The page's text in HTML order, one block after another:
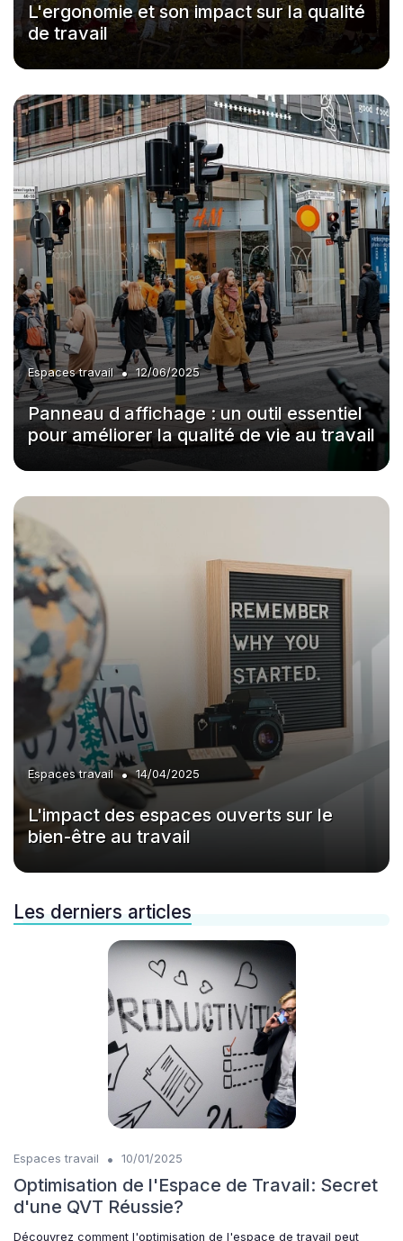
L'ergonomie et son impact sur la qualité
de travail
Espaces travail • 12/06/2025
Panneau d affichage : un outil essentiel
pour améliorer la qualité de vie au travail
Espaces travail • 14/04/2025
L'impact des espaces ouverts sur le
bien-être au travail
Les derniers articles
Espaces travail • 10/01/2025
Optimisation de l'Espace de Travail: Secret
d'une QVT Réussie?
Découvrez comment l'optimisation de l'espace de travail peut